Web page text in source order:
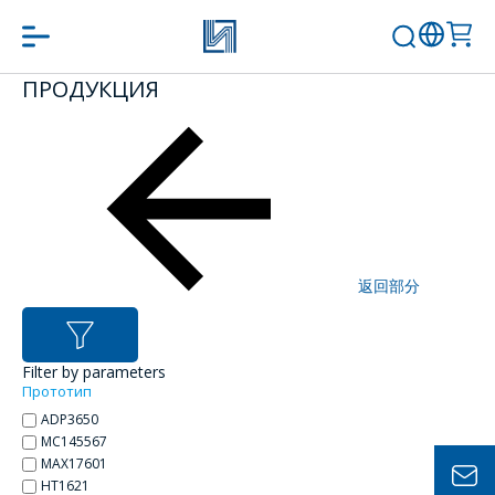
ПРОДУКЦИЯ
返回部分
Filter by parameters
Прототип
ADP3650
MC145567
МАХ17601
НТ1621
公司經理將很樂
意回答您的問題
併計算服務成本
並準備單獨的商
業報價。